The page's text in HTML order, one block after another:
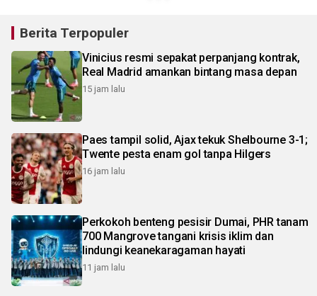
Berita Terpopuler
Vinicius resmi sepakat perpanjang kontrak,
Real Madrid amankan bintang masa depan
15 jam lalu
Paes tampil solid, Ajax tekuk Shelbourne 3-1;
Twente pesta enam gol tanpa Hilgers
16 jam lalu
Perkokoh benteng pesisir Dumai, PHR tanam
700 Mangrove tangani krisis iklim dan
lindungi keanekaragaman hayati
11 jam lalu